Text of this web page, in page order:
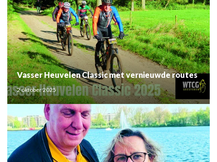
Vasser Heuvelen Classic met vernieuwde routes
2 oktober 2025